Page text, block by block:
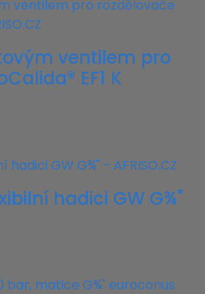
ventilem pro
EF1 K
hadici GW G¾"